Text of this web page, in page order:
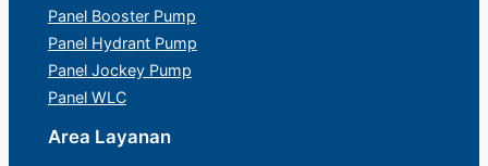
Panel Booster Pump
Panel Hydrant Pump
Panel Jockey Pump
Panel WLC
Area Layanan